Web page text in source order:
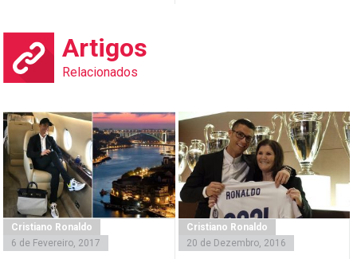
Artigos
Relacionados
Cristiano Ronaldo
6 de Fevereiro, 2017
Cristiano Ronaldo
20 de Dezembro, 2016